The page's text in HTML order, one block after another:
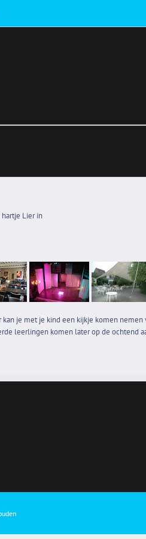
Lier in
je met je kind een kijkje komen nemen
leerlingen komen later op de ochtend